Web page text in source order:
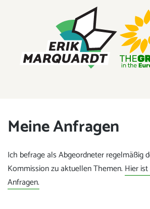
Meine Anfragen
Ich befrage als Abgeordneter regelmäßig
Kommission zu aktuellen Themen. Hier
Anfragen.